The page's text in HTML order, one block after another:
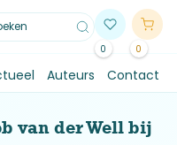
0 0
Auteurs Contact
van der Well bij